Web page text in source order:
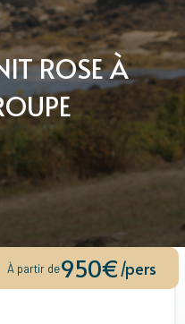
ROSE À
À partir de950€/pers